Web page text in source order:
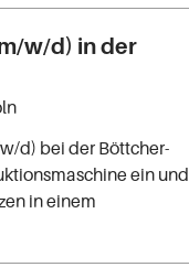
w/d) in der
d) bei der Böttcher-
ein und
in einem